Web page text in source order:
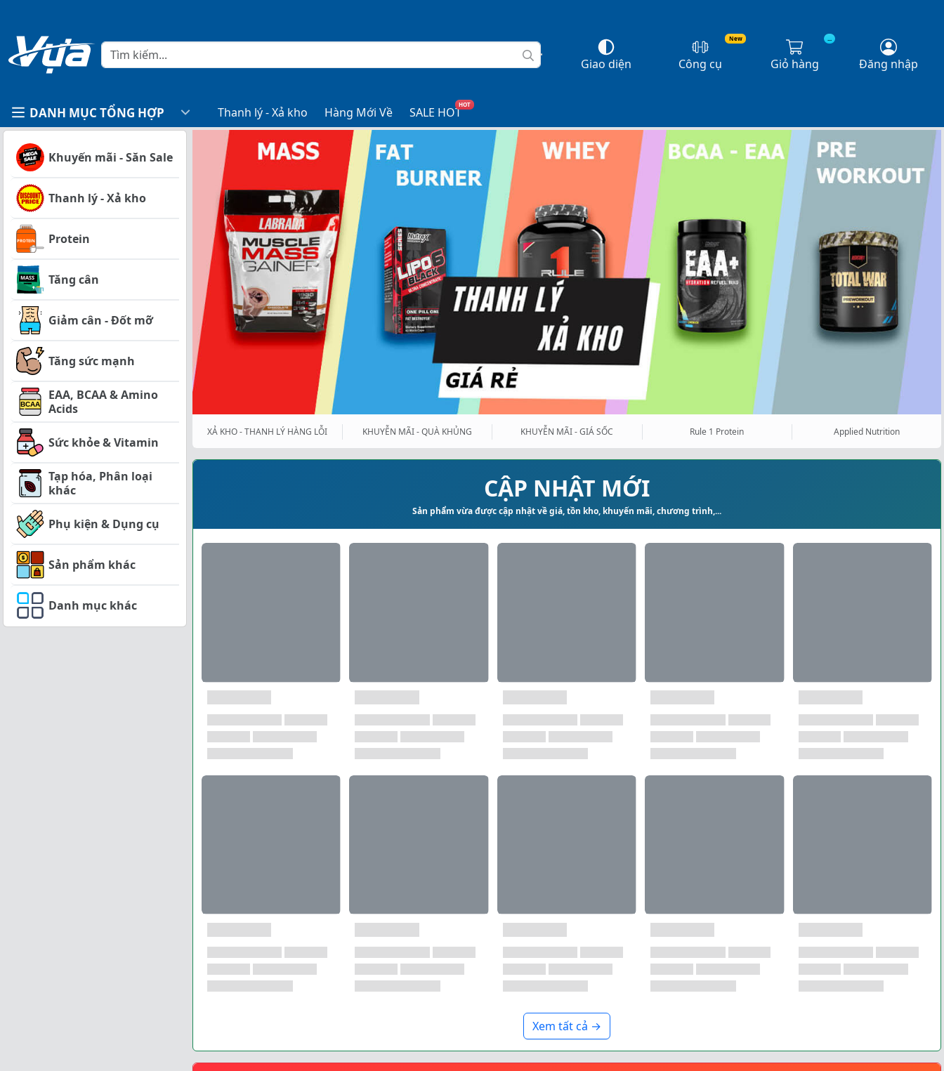
Giao diện
New
Công cụ
...
Giỏ hàng Đăng nhập
DANH MỤC TỔNG HỢP Thanh lý - Xả kho Hàng Mới Về SALE HOT
HOT
Khuyến mãi - Săn Sale
Thanh lý - Xả kho
Protein
Tăng cân
Giảm cân - Đốt mỡ
Tăng sức mạnh
EAA, BCAA & Amino
Acids
Sức khỏe & Vitamin
Tạp hóa, Phân loại
khác
Phụ kiện & Dụng cụ
Sản phẩm khác
Danh mục khác
XẢ KHO - THANH LÝ HÀNG LỖI KHUYỄN MÃI - QUÀ KHỦNG KHUYỄN MÃI - GIÁ SỐC Rule 1 Protein Applied Nutrition
CẬP NHẬT MỚI
Sản phẩm vừa được cập nhật về giá, tồn kho, khuyến mãi, chương trình,...
Xem tất cả →